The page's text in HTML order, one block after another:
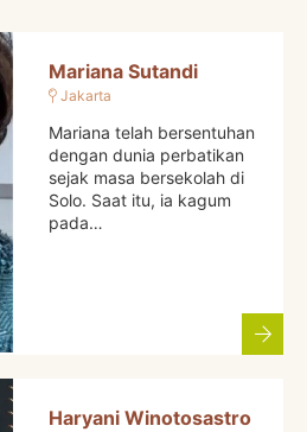
Mariana Sutandi
Jakarta
Mariana telah bersentuhan
dengan dunia perbatikan
sejak masa bersekolah di
Solo. Saat itu, ia kagum
pada…
Haryani Winotosastro